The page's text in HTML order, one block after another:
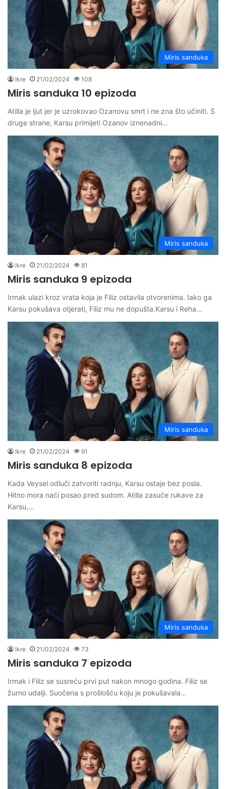
Miris sanduka
Ikre 21/02/2024 108
Miris sanduka 10 epizoda
Atilla je ljut jer je uzrokovao Ozanovu smrt i ne zna što učiniti. S
druge strane, Karsu primijeti Ozanov iznenadni…
Miris sanduka
Ikre 21/02/2024 81
Miris sanduka 9 epizoda
Irmak ulazi kroz vrata koja je Filiz ostavila otvorenima. Iako ga
Karsu pokušava otjerati, Filiz mu ne dopušta.Karsu i Reha…
Miris sanduka
Ikre 21/02/2024 91
Miris sanduka 8 epizoda
Kada Veysel odluči zatvoriti radnju, Karsu ostaje bez posla.
Hitno mora naći posao pred sudom. Atilla zasuče rukave za
Karsu,…
Miris sanduka
Ikre 21/02/2024 73
Miris sanduka 7 epizoda
Irmak i Filiz se susreću prvi put nakon mnogo godina. Filiz se
žurno udalji. Suočena s prošlošću koju je pokušavala…